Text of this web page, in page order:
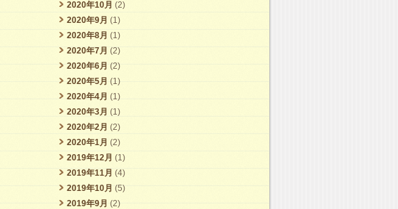
2020年10月 (2)
2020年9月 (1)
2020年8月 (1)
2020年7月 (2)
2020年6月 (2)
2020年5月 (1)
2020年4月 (1)
2020年3月 (1)
2020年2月 (2)
2020年1月 (2)
2019年12月 (1)
2019年11月 (4)
2019年10月 (5)
2019年9月 (2)